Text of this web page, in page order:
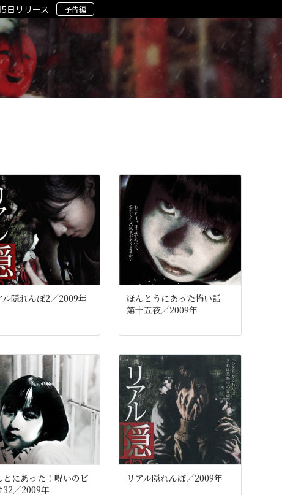
日リリース 予告編
ル隠れんぼ2／2009年
ほんとうにあった怖い話
第十五夜／2009年
とにあった！呪いのビ
32／2009年
リアル隠れんぼ／2009年